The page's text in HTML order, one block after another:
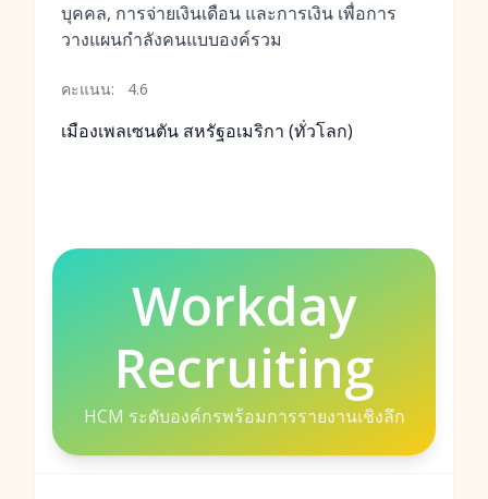
บุคคล, การจ่ายเงินเดือน และการเงิน เพื่อการ
วางแผนกำลังคนแบบองค์รวม
คะแนน: 4.6
เมืองเพลเซนตัน สหรัฐอเมริกา (ทั่วโลก)
Workday
Recruiting
HCM ระดับองค์กรพร้อมการรายงานเชิงลึก